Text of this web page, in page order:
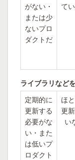
がない・
または少
ないプロ
ダクトだ
て
ライブラリなど
定期的に
更新する
必要がな
い・また
は低いプ
ロダクト
ほ
更
い